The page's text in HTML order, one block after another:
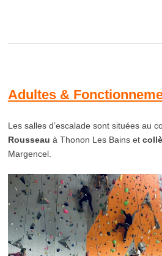
Adultes &
Les salles d’escalade sont situées au
Rousseau à Thonon Les Bains et
Margencel.